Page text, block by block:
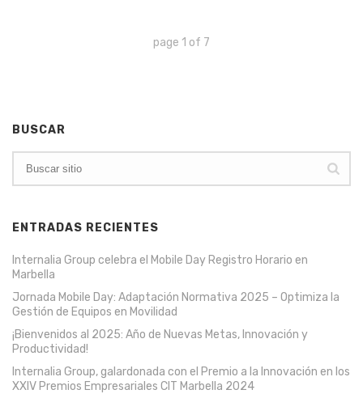
page 1 of 7
BUSCAR
ENTRADAS RECIENTES
Internalia Group celebra el Mobile Day Registro Horario en
Marbella
Jornada Mobile Day: Adaptación Normativa 2025 – Optimiza la
Gestión de Equipos en Movilidad
¡Bienvenidos al 2025: Año de Nuevas Metas, Innovación y
Productividad!
Internalia Group, galardonada con el Premio a la Innovación en los
XXIV Premios Empresariales CIT Marbella 2024